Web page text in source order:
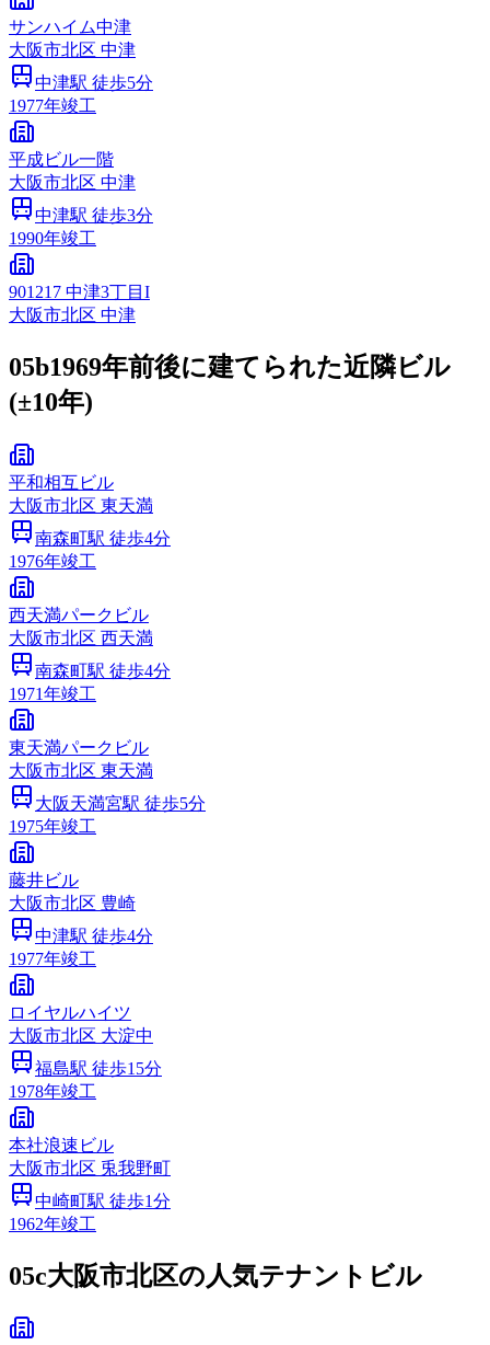
サンハイム中津
大阪市北区 中津
中津駅 徒歩5分
1977年竣工
平成ビル一階
大阪市北区 中津
中津駅 徒歩3分
1990年竣工
901217 中津3丁目I
大阪市北区 中津
05b1969年前後に建てられた近隣ビル
(±10年)
平和相互ビル
大阪市北区 東天満
南森町駅 徒歩4分
1976年竣工
西天満パークビル
大阪市北区 西天満
南森町駅 徒歩4分
1971年竣工
東天満パークビル
大阪市北区 東天満
大阪天満宮駅 徒歩5分
1975年竣工
藤井ビル
大阪市北区 豊崎
中津駅 徒歩4分
1977年竣工
ロイヤルハイツ
大阪市北区 大淀中
福島駅 徒歩15分
1978年竣工
本社浪速ビル
大阪市北区 兎我野町
中崎町駅 徒歩1分
1962年竣工
05c大阪市北区の人気テナントビル